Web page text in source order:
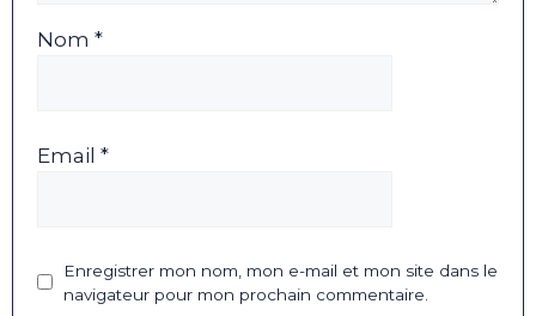
Nom *
Email *
Enregistrer mon nom, mon e-mail et mon site dans le
navigateur pour mon prochain commentaire.